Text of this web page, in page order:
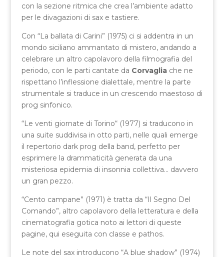
con la sezione ritmica che crea l’ambiente adatto
per le divagazioni di sax e tastiere.
Con “La ballata di Carini” (1975) ci si addentra in un
mondo siciliano ammantato di mistero, andando a
celebrare un altro capolavoro della filmografia del
periodo, con le parti cantate da Corvagliache ne
rispettano l’inflessione dialettale, mentre la parte
strumentale si traduce in un crescendo maestoso di
prog sinfonico.
“Le venti giornate di Torino“ (1977) si traducono in
una suite suddivisa in otto parti, nelle quali emerge
il repertorio dark prog della band, perfetto per
esprimere la drammaticità generata da una
misteriosa epidemia di insonnia collettiva… davvero
un gran pezzo.
“Cento campane” (1971) è tratta da “Il Segno Del
Comando”, altro capolavoro della letteratura e della
cinematografia gotica noto ai lettori di queste
pagine, qui eseguita con classe e pathos.
Le note del sax introducono “A blue shadow” (1974)